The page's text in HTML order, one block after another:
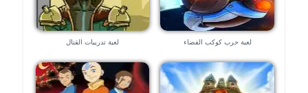
لعبة حرب كوكب الفضاء لعبة تدريبات القتال